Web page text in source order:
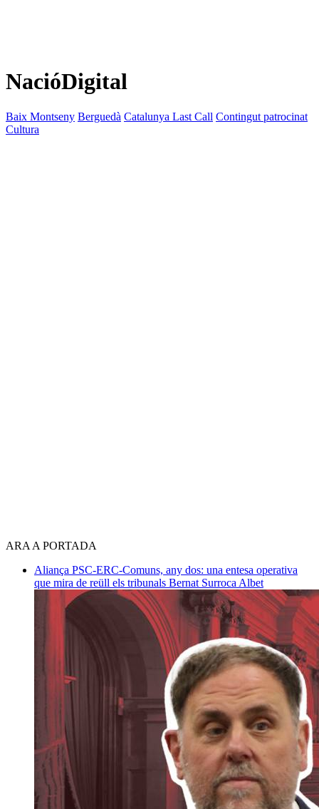
NacióDigital
Baix Montseny Berguedà Catalunya Last Call Contingut patrocinat
Cultura
ARA A PORTADA
Aliança PSC-ERC-Comuns, any dos: una entesa operativa
que mira de reüll els tribunals Bernat Surroca Albet